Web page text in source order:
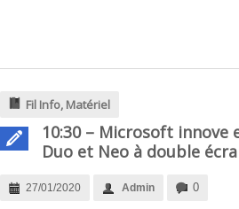
Fil Info, Matériel
10:30 – Microsoft
Duo et Neo à double
27/01/2020 Admin 0